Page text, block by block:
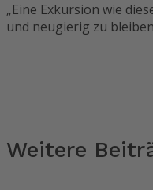
„Eine Exkursion wie
und neugierig zu
Weitere